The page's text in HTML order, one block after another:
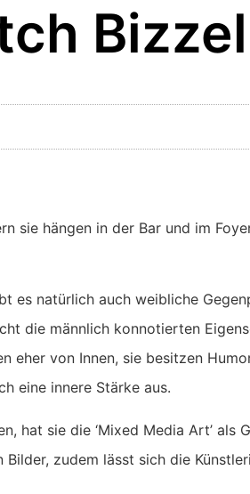
Bizzel
sie hängen in der Bar und im
es natürlich auch weibliche
die männlich konnotierten
von Innen, sie besitzen
eine innere Stärke aus.
hat sie die ‘Mixed Media Art’ als
zudem lässt sich die